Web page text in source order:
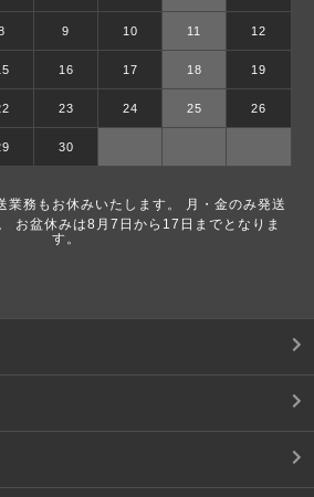
9 10 11 12
16 17 18 19
23 24 25 26
30
業務もお休みいたします。 月・金のみ発送
お盆休みは8月7日から17日までとなりま
す。